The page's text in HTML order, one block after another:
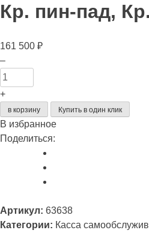
Кр. пин-пад,
161 500 ₽
Количество
товара
Касса
самообслуживания
АТОЛ
3245
без
–
+
в корзину Купить в один клик
В избранное
Поделиться:
Артикул: 63638
Категории: Касса